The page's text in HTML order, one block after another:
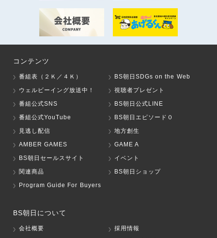
コンテンツ
番組表（２Ｋ／４Ｋ）
BS朝日SDGs on the Web
ウェルビーイング放送中！
視聴者プレゼント
番組公式SNS
BS朝日公式LINE
番組公式YouTube
BS朝日エピソード０
見逃し配信
地方創生
AMBER GAMES
GAME A
BS朝日セールスサイト
イベント
関連商品
BS朝日ショップ
Program Guide For Buyers
BS朝日について
会社概要
採用情報